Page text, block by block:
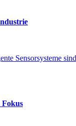
Sensorsysteme